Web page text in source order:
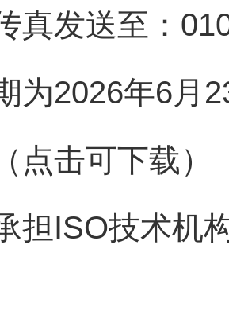
真发送至：
为2026年6月
点击可下载）
担ISO技术机